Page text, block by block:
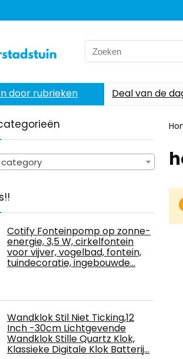
Search
for:
door rubrieken Deal van de
Cotify Fonteinpomp op zonne-
energie, 3,5 W, cirkelfontein
voor vijver, vogelbad, fontein,
tuindecoratie, ingebouwde…
Wandklok Stil Niet Ticking,12
Inch -30cm Lichtgevende
Wandklok Stille Quartz Klok,
Klassieke Digitale Klok Batterij…